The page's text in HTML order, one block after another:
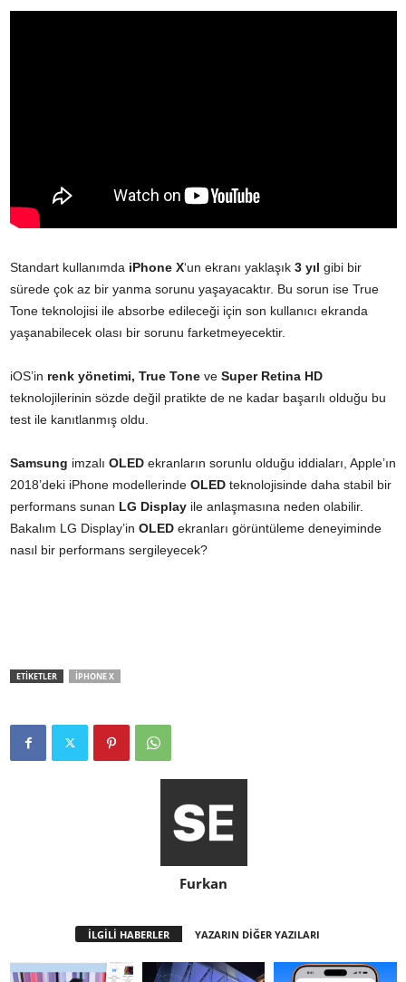
Standart kullanımda iPhone X‘un ekranı yaklaşık 3 yıl gibi bir
sürede çok az bir yanma sorunu yaşayacaktır. Bu sorun ise True
Tone teknolojisi ile absorbe edileceği için son kullanıcı ekranda
yaşanabilecek olası bir sorunu farketmeyecektir.
iOS’in renk yönetimi, True Tone ve Super Retina HD
teknolojilerinin sözde değil pratikte de ne kadar başarılı olduğu bu
test ile kanıtlanmış oldu.
Samsung imzalı OLED ekranların sorunlu olduğu iddiaları, Apple’ın
2018’deki iPhone modellerinde OLED teknolojisinde daha stabil bir
performans sunan LG Display ile anlaşmasına neden olabilir.
Bakalım LG Display’in OLED ekranları görüntüleme deneyiminde
nasıl bir performans sergileyecek?
ETİKETLER IPHONE X
Furkan
İLGİLİ HABERLER YAZARIN DİĞER YAZILARI